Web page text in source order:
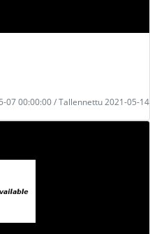
07 00:00:00 / Tallennettu 2021-05-14